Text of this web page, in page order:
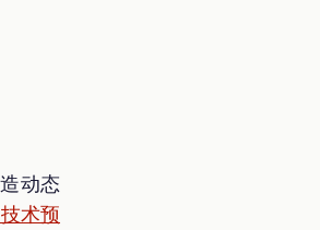
动态
术预